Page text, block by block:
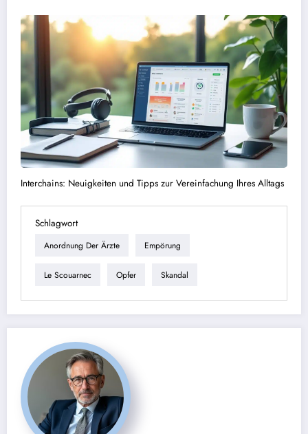
Interchains: Neuigkeiten und Tipps zur Vereinfachung Ihres Alltags
Schlagwort
Anordnung Der Ärzte Empörung
Le Scouarnec Opfer Skandal